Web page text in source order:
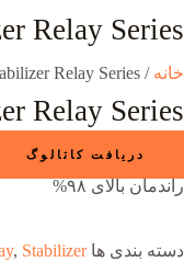
Relay Series
خانه /
Relay Series
Relay Series
دریافت کاتالوگ
راندمان بالای ۹۸%
دسته بندی ها , Stabilizer